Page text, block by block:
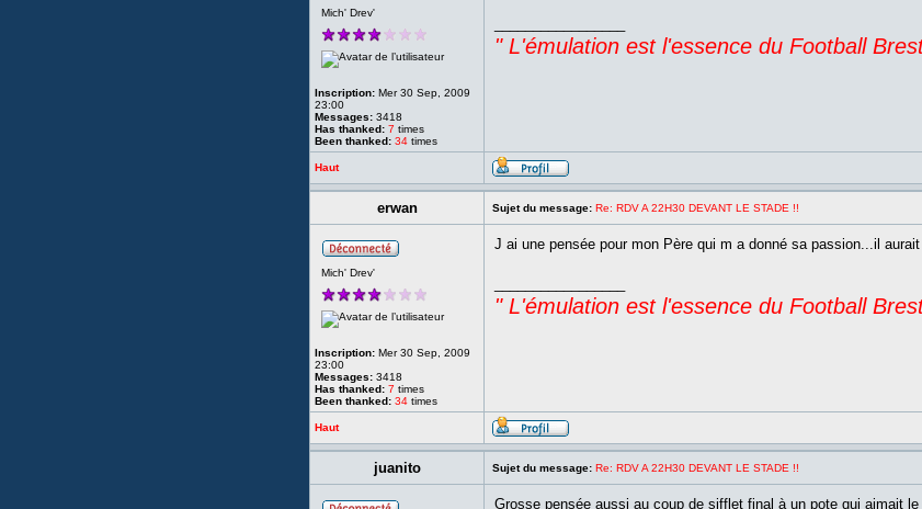
Mich' Drev'
Inscription: Mer 30 Sep, 2009
23:00
Messages: 3418
Has thanked: 7 times
Been thanked: 34 times
" L'émulation est l'essence du Football
Haut
erwan Sujet du message: Re: RDV A 22H30 DEVANT LE STADE !!
Mich' Drev'
Inscription: Mer 30 Sep, 2009
23:00
Messages: 3418
Has thanked: 7 times
Been thanked: 34 times
J ai une pensée pour mon Père qui m a donné sa passion...il
" L'émulation est l'essence du Football
Haut
juanito Sujet du message: Re: RDV A 22H30 DEVANT LE STADE !!
Grosse pensée aussi au coup de sifflet final à un pote qui aimait